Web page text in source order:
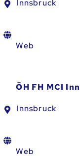
Innsbruck
Web
ÖH FH MCI
Innsbruck
Web